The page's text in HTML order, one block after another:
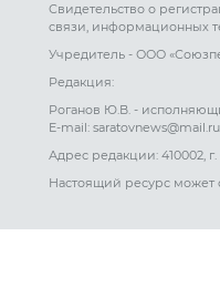
Свидетельство о
связи, информационных
Учредитель - ООО
Редакция:
Роганов Ю.В. -
E-mail: saratovnews@mail.ru
Адрес редакции: 410002,
Настоящий ресурс может